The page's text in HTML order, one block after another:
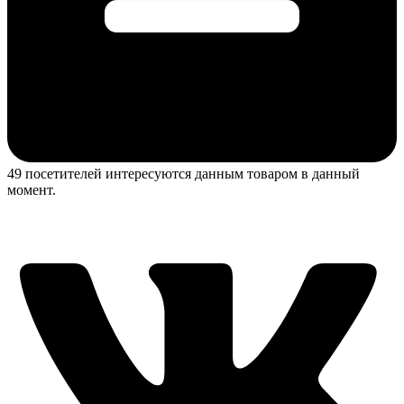
49 посетителей интересуются данным товаром в данный
момент.